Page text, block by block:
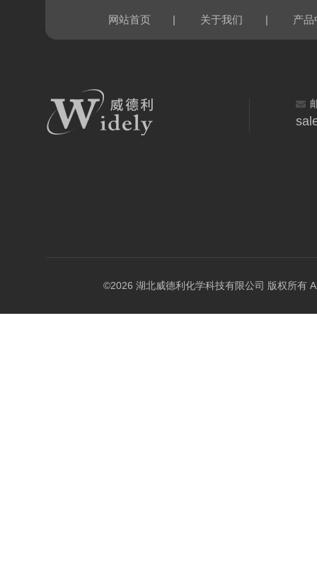
网站首页 | 关于我们 | 产品
©2026 湖北威德利化学科技有限公司 版权所有